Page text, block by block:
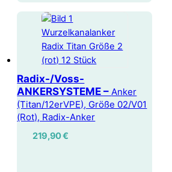
Radix-/Voss-
ANKERSYSTEME – Anker
(Titan/12erVPE), Größe 02/V01
(Rot), Radix-Anker
219,90€